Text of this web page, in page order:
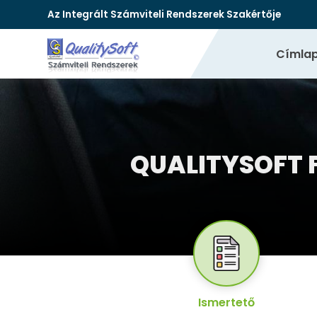
Az Integrált Számviteli Rendszerek Szakértője
QUALITYSOFT
Ismertető